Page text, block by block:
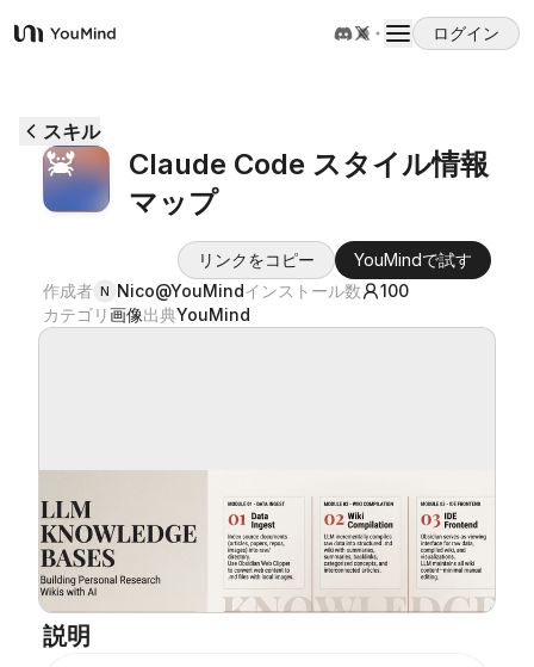
YouMind
ログイン
ユースケース
プロンプト
ブログ
更新情報
スキル
Claude Code スタイル情報
マップ
リンクをコピー
YouMindで試す
作成者 N Nico@YouMindインストール数
100
カテゴリ画像出典YouMind
説明